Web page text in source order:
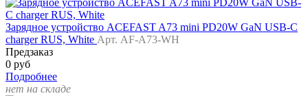
Зарядное устройство ACEFAST A73 mini PD20W GaN USB-C
charger RUS, White Арт. AF-A73-WH
Предзаказ
0 руб
Подробнее
нет на складе